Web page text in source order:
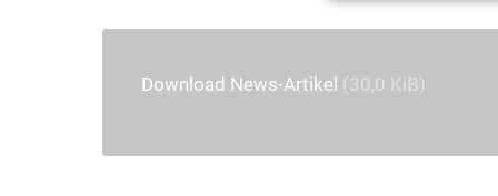
Download News-Artikel (30,0 KiB)